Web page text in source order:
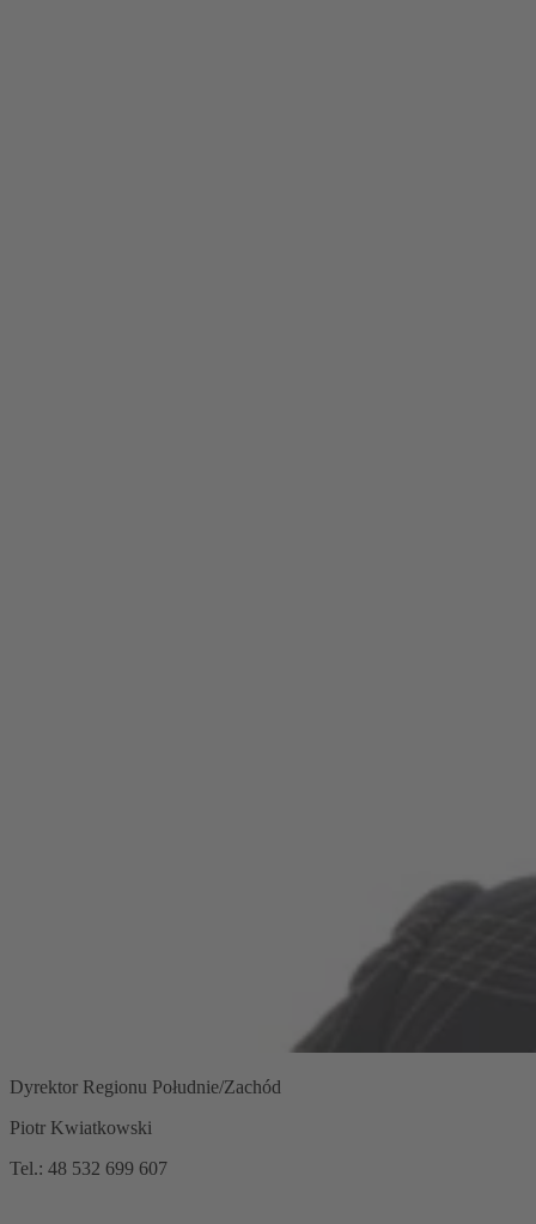
Dyrektor Regionu Południe/Zachód
Piotr Kwiatkowski
Tel.: 48 532 699 607